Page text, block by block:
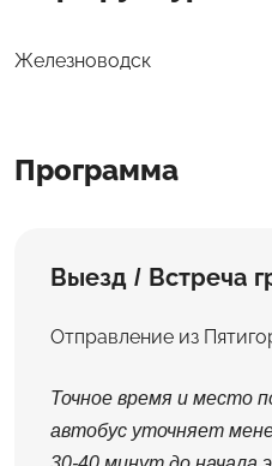
Железноводск
Программа
Выезд / Встреча
Отправление из
Точное время и место
автобус уточняет